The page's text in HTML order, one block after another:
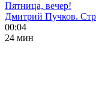
Пятница, вечер!
Дмитрий Пучков.
00:04
24 мин